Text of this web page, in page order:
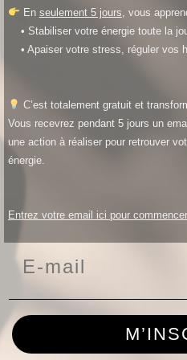
!
Se
Vous n’avez pas de
En seulement 5 jours , vous
• Stabiliser votre énergie toute la
• Apaiser votre stress, réguler vos
C’est totalement gratuit et
Vous recevrez pendant 5 jours un
une action à réaliser pour retrouver
énergie.
Entrez votre email ici pour
Email